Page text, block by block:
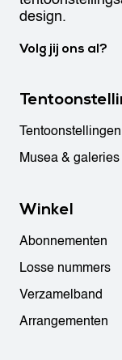
design.
Volg jij ons al?
Tentoonstellingen
Musea & galeries
Winkel
Abonnementen
Losse nummers
Verzamelband
Arrangementen